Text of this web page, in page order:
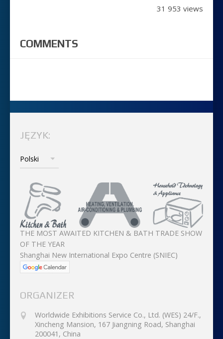
31 953 views
COMMENTS
JĘZYK:
THE MOST AWAITED KITCHEN & BATH TRADE SHOW
OF THE YEAR
Shanghai New International Expo Centre (SNIEC)
ORGANIZER
Worldwide Exhibitions Service Co., Ltd. (WES) 24/F.,
Xincheng Mansion, 167 Jiangning Road, Shanghai
200041, China